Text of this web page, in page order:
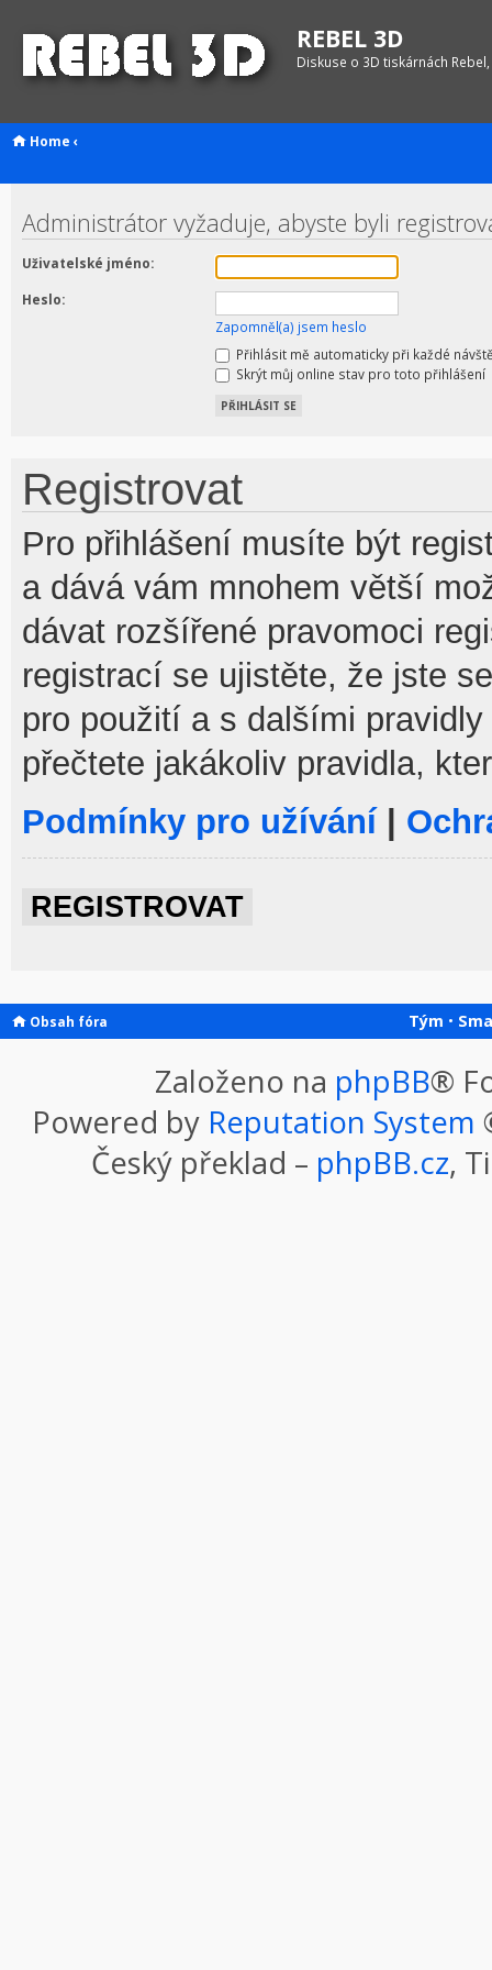
REBEL 3D
Diskuse o 3D tiskárnách
Home ‹
Administrátor vyžaduje, abyste byli
Uživatelské jméno:
Heslo:
Zapomněl(a) jsem heslo
Přihlásit mě automaticky při každé
Skrýt můj online stav pro toto přihlášení
Registrovat
Pro přihlášení musíte být
a dává vám mnohem větší
dávat rozšířené pravomoci
registrací se ujistěte, že jste
pro použití a s dalšími
přečtete jakákoliv pravidla,
Podmínky pro užívání|
REGISTROVAT
Obsah fóra Tým •
Založeno na phpBB®
Powered by Reputation System
Český překlad – phpBB.cz,